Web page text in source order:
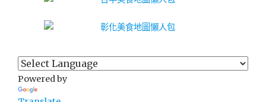
Powered by